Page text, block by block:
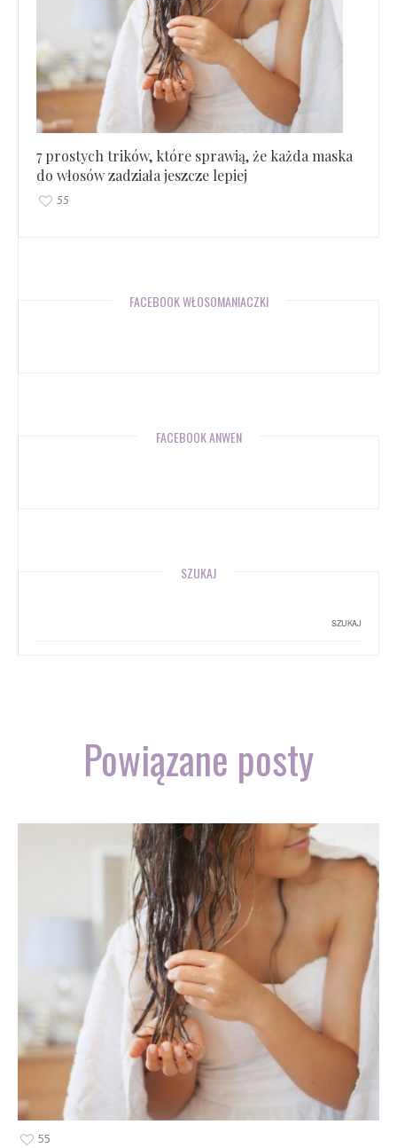
7 prostych trików, które sprawią, że każda maska
do włosów zadziała jeszcze lepiej
55
FACEBOOK WŁOSOMANIACZKI
FACEBOOK ANWEN
SZUKAJ
Powiązane posty
55